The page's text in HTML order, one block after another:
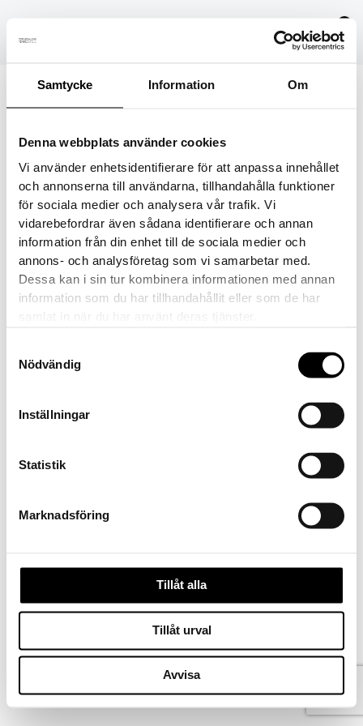
Samtycke Information Om
Denna webbplats använder cookies
Vi använder enhetsidentifierare för att anpassa innehållet
och annonserna till användarna, tillhandahålla funktioner
för sociala medier och analysera vår trafik. Vi
vidarebefordrar även sådana identifierare och annan
information från din enhet till de sociala medier och
annons- och analysföretag som vi samarbetar med.
Dessa kan i sin tur kombinera informationen med annan
information som du har tillhandahållit eller som de har
Nödvändig
Inställningar
Statistik
Marknadsföring
Tillåt alla
Tillåt urval
Avvisa
innehåll
kivat-merino-wool-gloves-125-70
Avdanielvittikko/5 mars, 2024
FÖREGÅENDE
Kontakta oss
Köpvillkor
Ångra köp
Norsk bokmål
Svenska